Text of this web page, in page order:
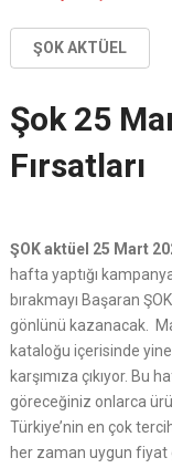
ŞOK AKTÜEL
Şok 25
Fırsatları
ŞOK aktüel 25 Mart
hafta yaptığı
bırakmayı Başaran
gönlünü kazanacak.
kataloğu içerisinde
karşımıza çıkıyor. Bu
göreceğiniz onlarca
Türkiye’nin en çok
her zaman uygun fiyat